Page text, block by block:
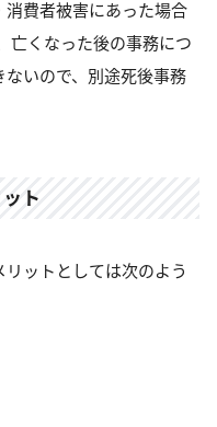
費者被害にあった場合
亡くなった後の事務につ
いので、別途死後事務
ト
ットとしては次のよう